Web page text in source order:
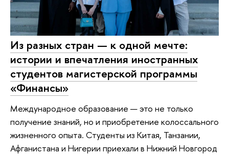
Из разных стран — к одной мечте:
истории и впечатления иностранных
студентов магистерской программы
«Финансы»
Международное образование — это не только
получение знаний, но и приобретение колоссального
жизненного опыта. Студенты из Китая, Танзании,
Афганистана и Нигерии приехали в Нижний Новгород